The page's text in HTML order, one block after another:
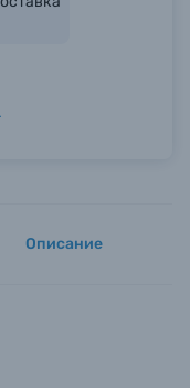
товары)
Описание